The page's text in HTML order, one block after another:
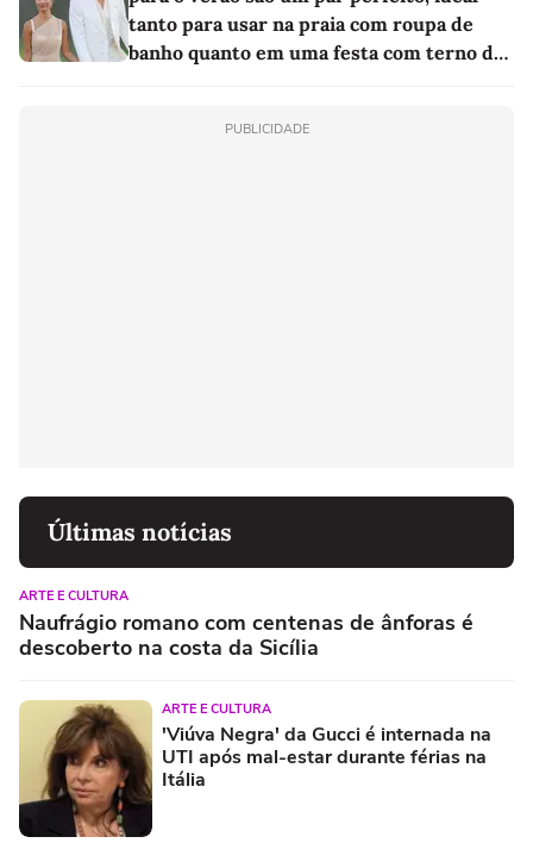
tanto para usar na praia com roupa de
banho quanto em uma festa com terno de
PUBLICIDADE
Últimas notícias
ARTE E CULTURA
Naufrágio romano com centenas de ânforas é
descoberto na costa da Sicília
ARTE E CULTURA
'Viúva Negra' da Gucci é internada na
UTI após mal-estar durante férias na
Itália